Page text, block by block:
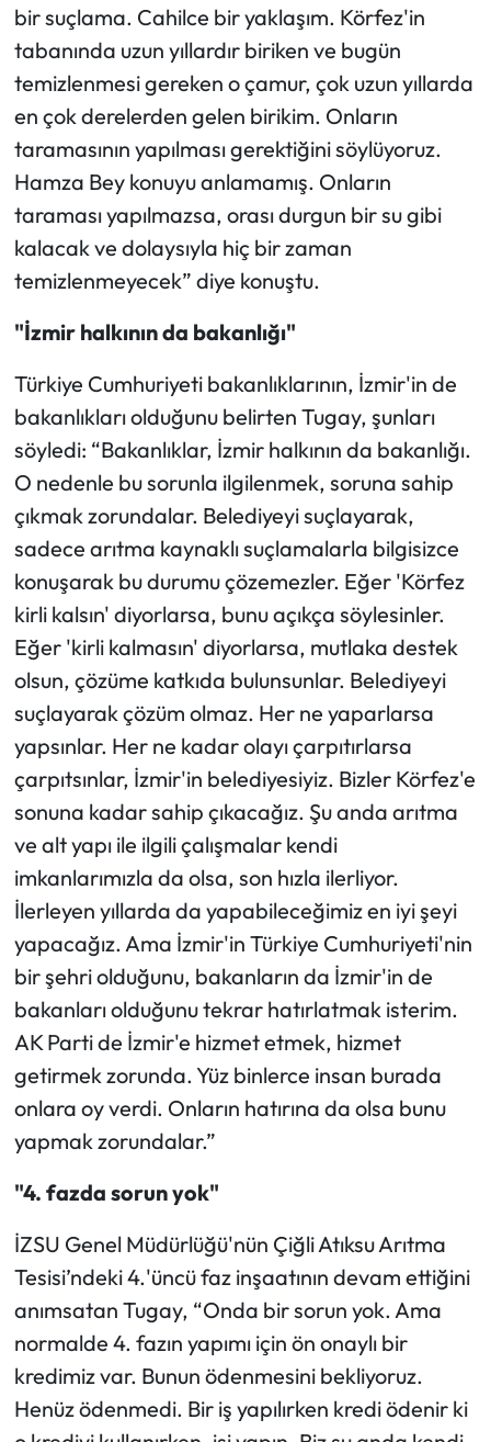
bir suçlama. Cahilce bir yaklaşım. Körfez'in
tabanında uzun yıllardır biriken ve bugün
temizlenmesi gereken o çamur, çok uzun yıllarda
en çok derelerden gelen birikim. Onların
taramasının yapılması gerektiğini söylüyoruz.
Hamza Bey konuyu anlamamış. Onların
taraması yapılmazsa, orası durgun bir su gibi
kalacak ve dolaysıyla hiç bir zaman
temizlenmeyecek” diye konuştu.
"İzmir halkının da bakanlığı"
Türkiye Cumhuriyeti bakanlıklarının, İzmir'in de
bakanlıkları olduğunu belirten Tugay, şunları
söyledi: “Bakanlıklar, İzmir halkının da bakanlığı.
O nedenle bu sorunla ilgilenmek, soruna sahip
çıkmak zorundalar. Belediyeyi suçlayarak,
sadece arıtma kaynaklı suçlamalarla bilgisizce
konuşarak bu durumu çözemezler. Eğer 'Körfez
kirli kalsın' diyorlarsa, bunu açıkça söylesinler.
Eğer 'kirli kalmasın' diyorlarsa, mutlaka destek
olsun, çözüme katkıda bulunsunlar. Belediyeyi
suçlayarak çözüm olmaz. Her ne yaparlarsa
yapsınlar. Her ne kadar olayı çarpıtırlarsa
çarpıtsınlar, İzmir'in belediyesiyiz. Bizler Körfez'e
sonuna kadar sahip çıkacağız. Şu anda arıtma
ve alt yapı ile ilgili çalışmalar kendi
imkanlarımızla da olsa, son hızla ilerliyor.
İlerleyen yıllarda da yapabileceğimiz en iyi şeyi
yapacağız. Ama İzmir'in Türkiye Cumhuriyeti'nin
bir şehri olduğunu, bakanların da İzmir'in de
bakanları olduğunu tekrar hatırlatmak isterim.
AK Parti de İzmir'e hizmet etmek, hizmet
getirmek zorunda. Yüz binlerce insan burada
onlara oy verdi. Onların hatırına da olsa bunu
yapmak zorundalar.”
"4. fazda sorun yok"
İZSU Genel Müdürlüğü'nün Çiğli Atıksu Arıtma
Tesisi’ndeki 4.'üncü faz inşaatının devam ettiğini
anımsatan Tugay, “Onda bir sorun yok. Ama
normalde 4. fazın yapımı için ön onaylı bir
kredimiz var. Bunun ödenmesini bekliyoruz.
Henüz ödenmedi. Bir iş yapılırken kredi ödenir ki